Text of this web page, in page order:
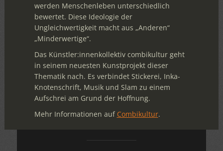
werden Menschenleben unterschiedlich
bewertet. Diese Ideologie der
Ungleichwertigkeit macht aus „Anderen“
„Minderwertige“.
Das Künstler:innenkollektiv combikultur geht
in seinem neuesten Kunstprojekt dieser
Thematik nach. Es verbindet Stickerei, Inka-
Knotenschrift, Musik und Slam zu einem
Aufschrei am Grund der Hoffnung.
Mehr Informationen auf Combikultur.